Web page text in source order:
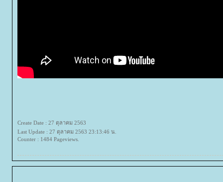
Create Date : 27 ตุลาคม 2563
Last Update : 27 ตุลาคม 2563 23:13:46 น.
Counter : 1484 Pageviews.